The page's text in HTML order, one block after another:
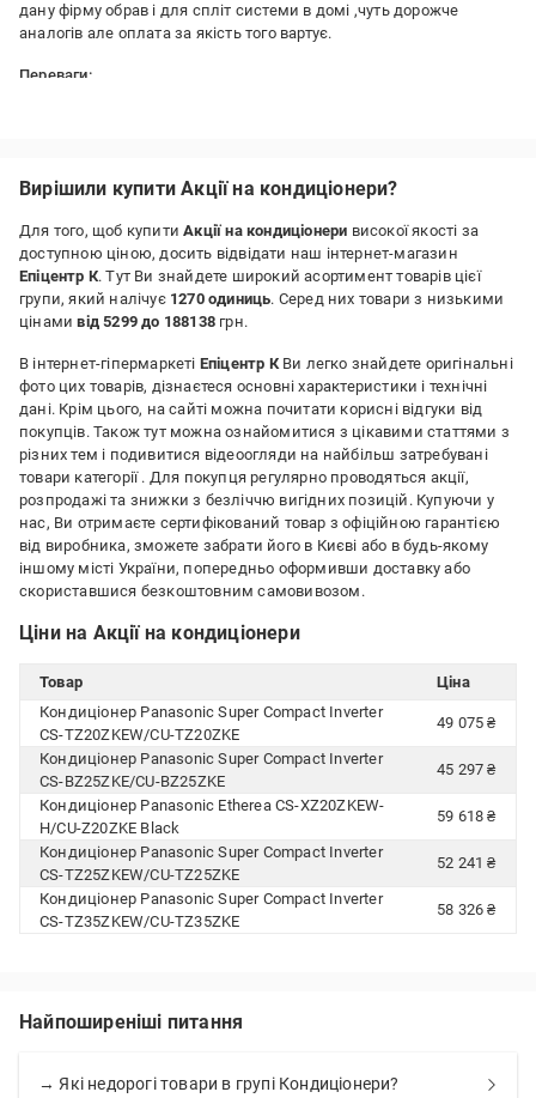
дану фірму обрав і для спліт системи в домі ,чуть дорожче
аналогів але оплата за якість того вартує.
Переваги:
Вирішили купити Акції на кондиціонери?
Для того, щоб купитиАкції на кондиціонери високої якості за
доступною ціною, досить відвідати наш інтернет-магазин
Епіцентр К. Тут Ви знайдете широкий асортимент товарів цієї
групи, який налічує 1270 одиниць. Серед них товари з низькими
цінамивід 5299 до 188138 грн.
В інтернет-гіпермаркеті Епіцентр КВи легко знайдете оригінальні
фото цих товарів, дізнаєтеся основні характеристики і технічні
дані. Крім цього, на сайті можна почитати корисні відгуки від
покупців. Також тут можна ознайомитися з цікавими статтями з
різних тем і подивитися відеоогляди на найбільш затребувані
товари категорії . Для покупця регулярно проводяться акції,
розпродажі та знижки з безліччю вигідних позицій. Купуючи у
нас, Ви отримаєте сертифікований товар з офіційною гарантією
від виробника, зможете забрати його в Києві або в будь-якому
іншому місті України, попередньо оформивши доставку або
скориставшися безкоштовним самовивозом.
Ціни на Акції на кондиціонери
Товар
Ціна
Кондиціонер Panasonic Super Compact Inverter
CS-TZ20ZKEW/CU-TZ20ZKE
49 075 ₴
Кондиціонер Panasonic Super Compact Inverter
CS-BZ25ZKE/CU-BZ25ZKE
45 297 ₴
Кондиціонер Panasonic Etherea CS-XZ20ZKEW-
H/CU-Z20ZKE Black
59 618 ₴
Кондиціонер Panasonic Super Compact Inverter
CS-TZ25ZKEW/CU-TZ25ZKE
52 241 ₴
Кондиціонер Panasonic Super Compact Inverter
CS-TZ35ZKEW/CU-TZ35ZKE
58 326 ₴
Найпоширеніші питання
→ Які недорогі товари в групі Кондиціонери?